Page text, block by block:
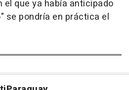
el que ya había anticipado
se pondría en práctica el